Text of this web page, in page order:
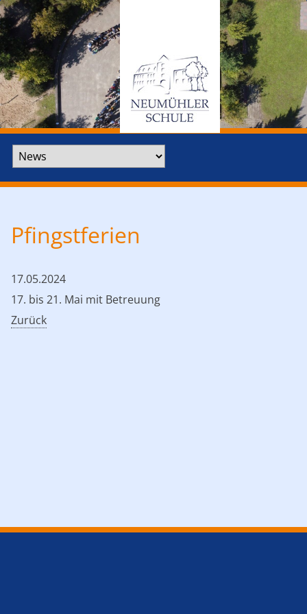
Pfingstferien
17.05.2024
17. bis 21. Mai mit Betreuung
Zurück